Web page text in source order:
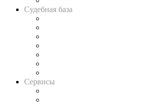
Судебная база
Сервисы